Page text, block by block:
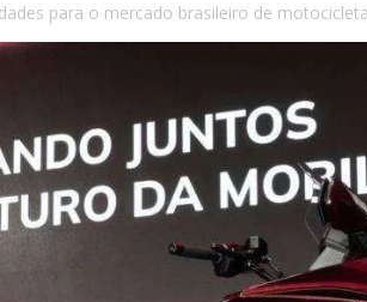
para o mercado brasileiro de